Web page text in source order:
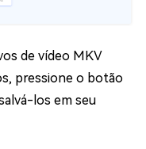
de vídeo MKV
pressione o botão
los em seu